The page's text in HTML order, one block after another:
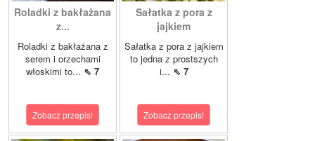
Roladki z bakłażana
z...
Roladki z bakłażana z
serem i orzechami
włoskimi to... ⇖ 7
Zobacz przepis!
Sałatka z pora z
jajkiem
Sałatka z pora z jajkiem
to jedna z prostszych
i... ⇖ 7
Zobacz przepis!